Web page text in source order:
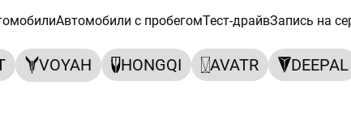
Автомобили с пробегомТест-драйвЗапись на
VOYAH HONGQI AVATR DEEPAL